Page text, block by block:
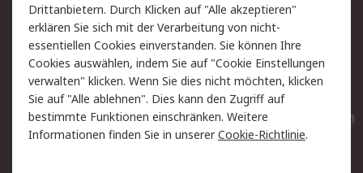
Rechtliches
AGB
Datenschutz
Cookie-Richtlinie
Zahlungsbedingungen
Copyright/Impressum
Entsorgung
Elektrogeräte/Batterien
Drittanbietern. Durch Klicken auf "Alle akzeptieren"
erklären Sie sich mit der Verarbeitung von nicht-
essentiellen Cookies einverstanden. Sie können Ihre
Cookies auswählen, indem Sie auf "Cookie Einstellungen
verwalten" klicken. Wenn Sie dies nicht möchten, klicken
Sie auf "Alle ablehnen". Dies kann den Zugriff auf
bestimmte Funktionen einschränken. Weitere
Informationen finden Sie in unsererCookie-Richtlinie.